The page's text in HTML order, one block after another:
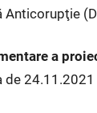
Anticorupţie
a
de 24.11.2021